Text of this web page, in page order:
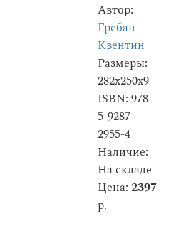
Автор:
Гребан
Квентин
Размеры:
282x250x9
ISBN: 978-
5-9287-
2955-4
Наличие:
На складе
Цена: 2397
р.